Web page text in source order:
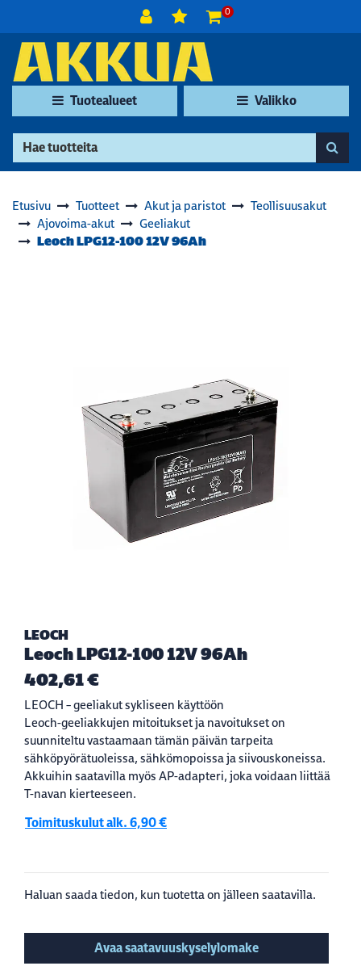
0
Tuotealueet Valikko
Etusivu Tuotteet Akut ja paristot
Teollisuusakut
Ajovoima-akut
Geeliakut
Leoch LPG12-100 12V 96Ah
LEOCH
Leoch LPG12-100 12V 96Ah
402,61 €
LEOCH – geeliakut sykliseen käyttöön
Leoch-geeliakkujen mitoitukset ja navoitukset on
suunniteltu vastaamaan tämän päivän tarpeita
sähköpyörätuoleissa, sähkömopoissa ja siivouskoneissa.
Akkuihin saatavilla myös AP-adapteri, joka voidaan liittää
T-navan kierteeseen.
Toimituskulut alk. 6,90 €
Haluan saada tiedon, kun tuotetta on jälleen saatavilla.
Avaa saatavuuskyselylomake